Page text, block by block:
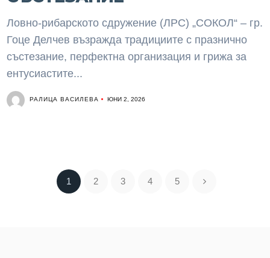
Ловно-рибарското сдружение (ЛРС) „СОКОЛ“ – гр.
Гоце Делчев възражда традициите с празнично
състезание, перфектна организация и грижа за
ентусиастите...
РАЛИЦА ВАСИЛЕВА ЮНИ 2, 2026
1 2 3 4 5